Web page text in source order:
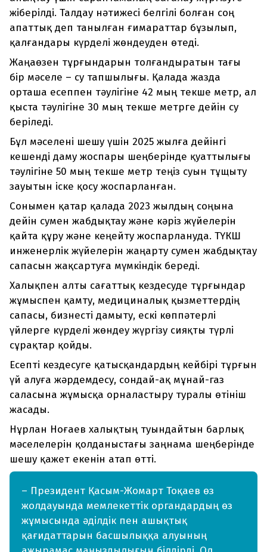
жіберілді. Талдау нәтижесі белгілі болған соң
апаттық деп танылған ғимараттар бұзылып,
қалғандары күрделі жөндеуден өтеді.
Жаңаөзен тұрғындарын толғандыратын тағы
бір мәселе – су тапшылығы. Қалада жазда
орташа есеппен тәулігіне 42 мың текше метр, ал
қыста тәулігіне 30 мың текше метрге дейін су
беріледі.
Бұл мәселені шешу үшін 2025 жылға дейінгі
кешенді даму жоспары шеңберінде қуаттылығы
тәулігіне 50 мың текше метр теңіз суын тұщыту
зауытын іске қосу жоспарланған.
Сонымен қатар қалада 2023 жылдың соңына
дейін сумен жабдықтау және кәріз жүйелерін
қайта құру және кеңейту жоспарлануда. ТҮКШ
инженерлік жүйелерін жаңарту сумен жабдықтау
сапасын жақсартуға мүмкіндік береді.
Халықпен алты сағаттық кездесуде тұрғындар
жұмыспен қамту, медициналық қызметтердің
сапасы, бизнесті дамыту, ескі көппәтерлі
үйлерге күрделі жөндеу жүргізу сияқты түрлі
сұрақтар қойды.
Есепті кездесуге қатысқандардың кейбірі тұрғын
үй алуға жәрдемдесу, сондай-ақ мұнай-газ
саласына жұмысқа орналастыру туралы өтініш
жасады.
Нұрлан Ноғаев халықтың туындайтын барлық
мәселелерін қолданыстағы заңнама шеңберінде
шешу қажет екенін атап өтті.
– Президент Қасым-Жомарт Тоқаев өз
жолдауында мемлекеттік органдардың өз
жұмысында әділдік пен ашықтық
қағидаттарын басшылыққа алуының